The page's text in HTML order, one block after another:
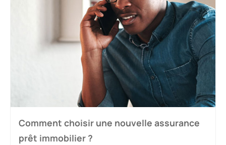
Comment choisir une nouvelle assurance
prêt immobilier ?